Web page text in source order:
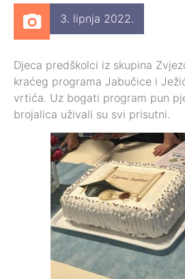
3. lipnja 2022.
Djeca predškolci iz skupina
kraćeg programa Jabučice i
vrtića. Uz bogati program pun
brojalica uživali su svi prisutni.